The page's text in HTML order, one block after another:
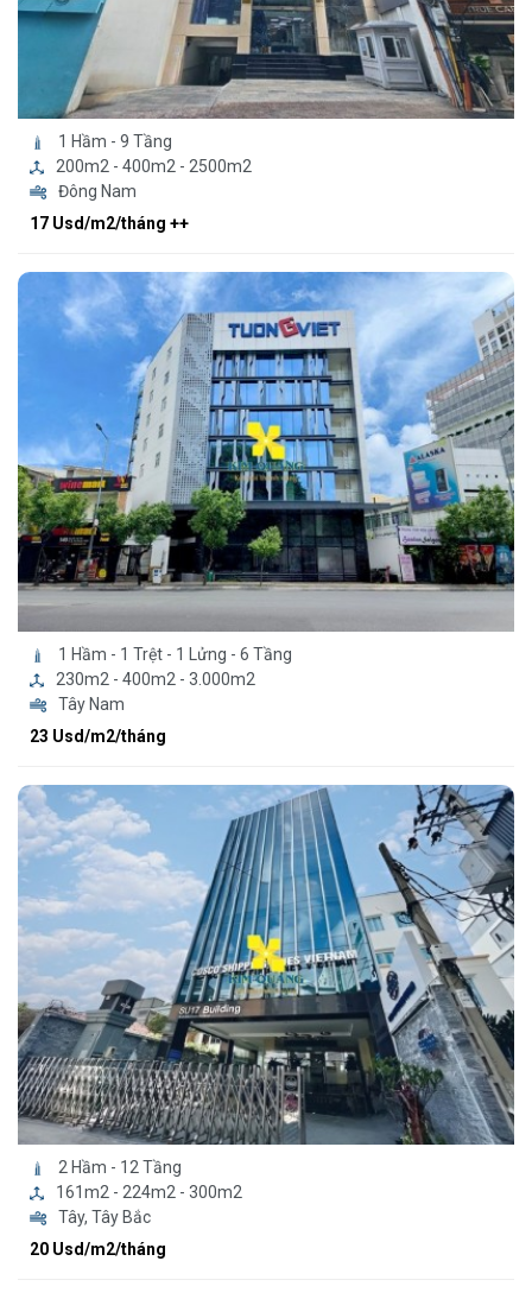
1 Hầm - 9 Tầng
200m2 - 400m2 - 2500m2
Đông Nam
17 Usd/m2/tháng ++
1 Hầm - 1 Trệt - 1 Lửng - 6 Tầng
230m2 - 400m2 - 3.000m2
Tây Nam
23 Usd/m2/tháng
2 Hầm - 12 Tầng
161m2 - 224m2 - 300m2
Tây, Tây Bắc
20 Usd/m2/tháng